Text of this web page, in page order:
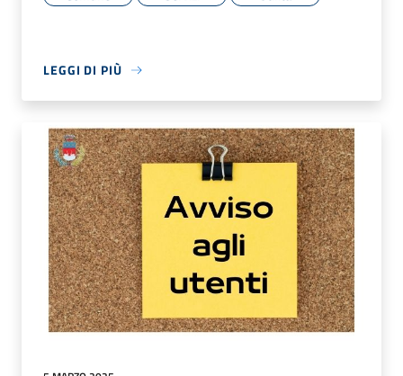
LEGGI DI PIÙ